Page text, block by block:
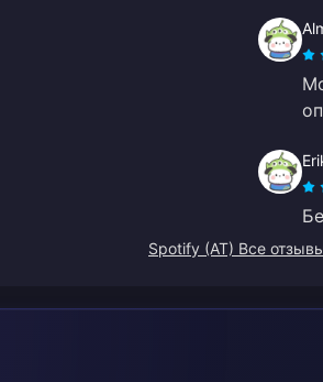
Spotify (AT) Все